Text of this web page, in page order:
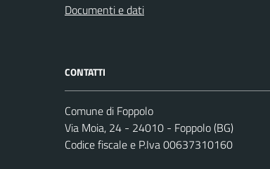
Documenti e dati
CONTATTI
Comune di Foppolo
Via Moia, 24 - 24010 - Foppolo (BG)
Codice fiscale e P.Iva 00637310160